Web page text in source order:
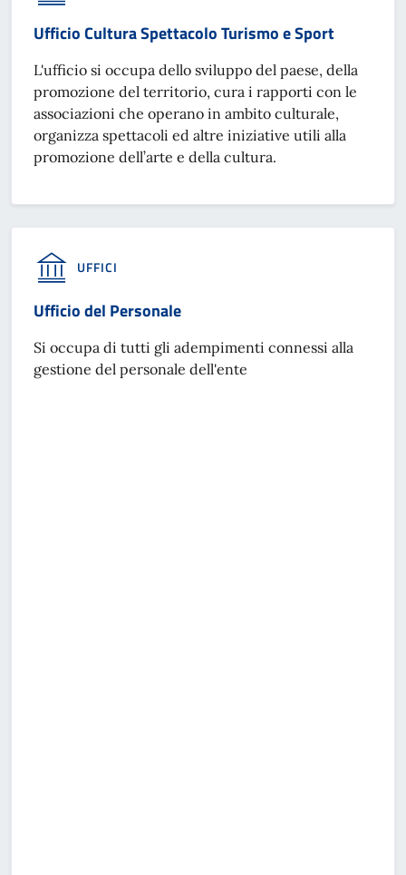
Ufficio Cultura Spettacolo Turismo e Sport
L'ufficio si occupa dello sviluppo del paese, della
promozione del territorio, cura i rapporti con le
associazioni che operano in ambito culturale,
organizza spettacoli ed altre iniziative utili alla
promozione dell’arte e della cultura.
UFFICI
Ufficio del Personale
Si occupa di tutti gli adempimenti connessi alla
gestione del personale dell'ente